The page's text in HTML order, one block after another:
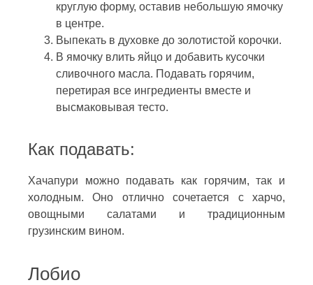
круглую форму, оставив небольшую ямочку
в центре.
Выпекать в духовке до золотистой корочки.
В ямочку влить яйцо и добавить кусочки
сливочного масла. Подавать горячим,
перетирая все ингредиенты вместе и
высмаковывая тесто.
Как подавать:
Хачапури можно подавать как горячим, так и
холодным. Оно отлично сочетается с харчо,
овощными салатами и традиционным
грузинским вином.
Лобио